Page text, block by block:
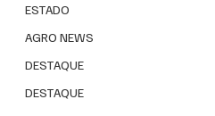
ESTADO
AGRO NEWS
DESTAQUE
DESTAQUE